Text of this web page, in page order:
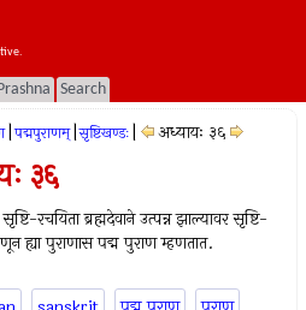
Search
पद्मपुराणम् सृष्टिखण्डः अध्यायः ३६
३६
रचयिता ब्रह्मदेवाने उत्पन्न झाल्यावर सृष्टि-
ह्या पुराणास पद्म पुराण म्हणतात.